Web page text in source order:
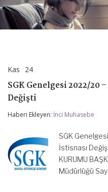
Kas 24
2022/20
Yemek
Değişti
için
SGK Genelgesi 2022/20
Değişti
Haberi Ekleyen: İnci Muhasebe
SGK
İstisnası
KURUMU
Müdürlüğü